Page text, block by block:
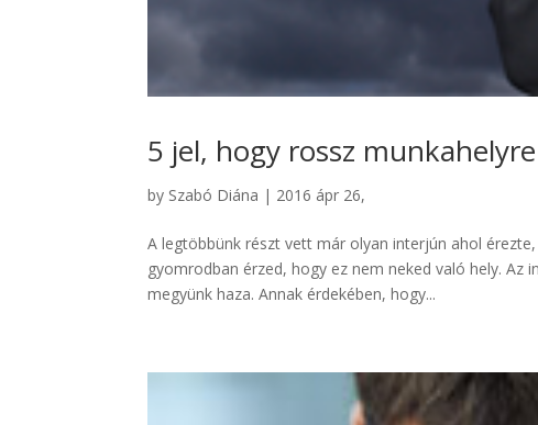
5 jel, hogy rossz
by Szabó Diána | 2016 ápr 26,
A legtöbbünk részt vett már olyan interjún ahol
gyomrodban érzed, hogy ez nem neked való hely. Az
megyünk haza. Annak érdekében, hogy...